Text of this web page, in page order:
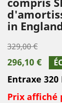
in
329,00 €
296,10 €
Entraxe 320
Prix affiché